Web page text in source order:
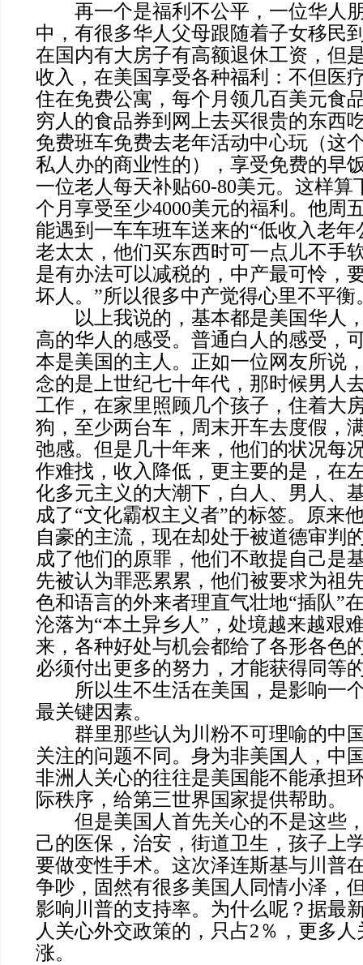
再一个是福利不公平，一位华人
中，有很多华人父母跟随着子女移民
在国内有大房子有高额退休工资，但
收入，在美国享受各种福利：不但医
住在免费公寓，每个月领几百美元食
穷人的食品券到网上去买很贵的东西
免费班车免费去老年活动中心玩（这
私人办的商业性的），享受免费的早
一位老人每天补贴60-80美元。这样算
个月享受至少4000美元的福利。他周
能遇到一车车班车送来的“低收入老年
老太太，他们买东西时可一点儿不手
是有办法可以减税的，中产最可怜，
坏人。”所以很多中产觉得心里不平衡
以上我说的，基本都是美国华人
高的华人的感受。普通白人的感受，
本是美国的主人。正如一位网友所说
念的是上世纪七十年代，那时候男人
工作，在家里照顾几个孩子，住着大
狗，至少两台车，周末开车去度假，
弛感。但是几十年来，他们的状况每
作难找，收入降低，更主要的是，在
化多元主义的大潮下，白人、男人、
成了“文化霸权主义者”的标签。原来
自豪的主流，现在却处于被道德审判
成了他们的原罪，他们不敢提自己是
先被认为罪恶累累，他们被要求为
色和语言的外来者理直气壮地“插队”
沦落为“本土异乡人”，处境越来越艰
来，各种好处与机会都给了各形各色
必须付出更多的努力，才能获得同等
所以生不生活在美国，是影响一
最关键因素。
群里那些认为川粉不可理喻的中
关注的问题不同。身为非美国人，中
非洲人关心的往往是美国能不能承担
际秩序，给第三世界国家提供帮助。
但是美国人首先关心的不是这些
己的医保，治安，街道卫生，孩子上
要做变性手术。这次泽连斯基与川普
争吵，固然有很多美国人同情小泽，
影响川普的支持率。为什么呢？据最
人关心外交政策的，只占2％，更多
涨。